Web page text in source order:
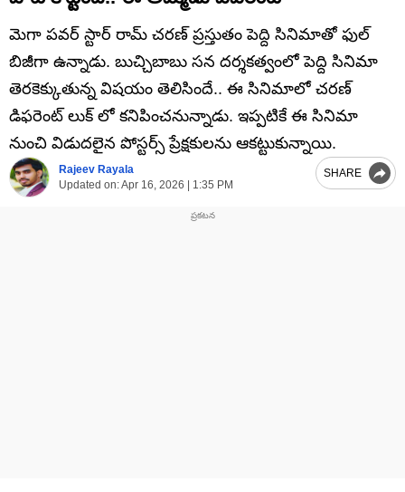
మెగా పవర్ స్టార్ రామ్ చరణ్ ప్రస్తుతం పెద్ది సినిమాతో ఫుల్
బిజీగా ఉన్నాడు. బుచ్చిబాబు సన దర్శకత్వంలో పెద్ది సినిమా
తెరకెక్కుతున్న విషయం తెలిసిందే.. ఈ సినిమాలో చరణ్
డిఫరెంట్ లుక్ లో కనిపించనున్నాడు. ఇప్పటికే ఈ సినిమా
నుంచి విడుదలైన పోస్టర్స్ ప్రేక్షకులను ఆకట్టుకున్నాయి.
Rajeev Rayala
Updated on:Apr 16, 2026 | 1:35 PM
SHARE